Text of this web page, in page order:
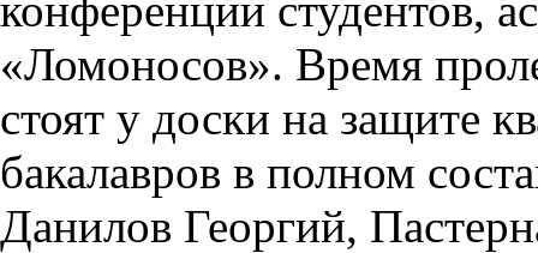
«Ломоносов». Время
стоят у доски на защите
бакалавров в полном
Данилов Георгий,